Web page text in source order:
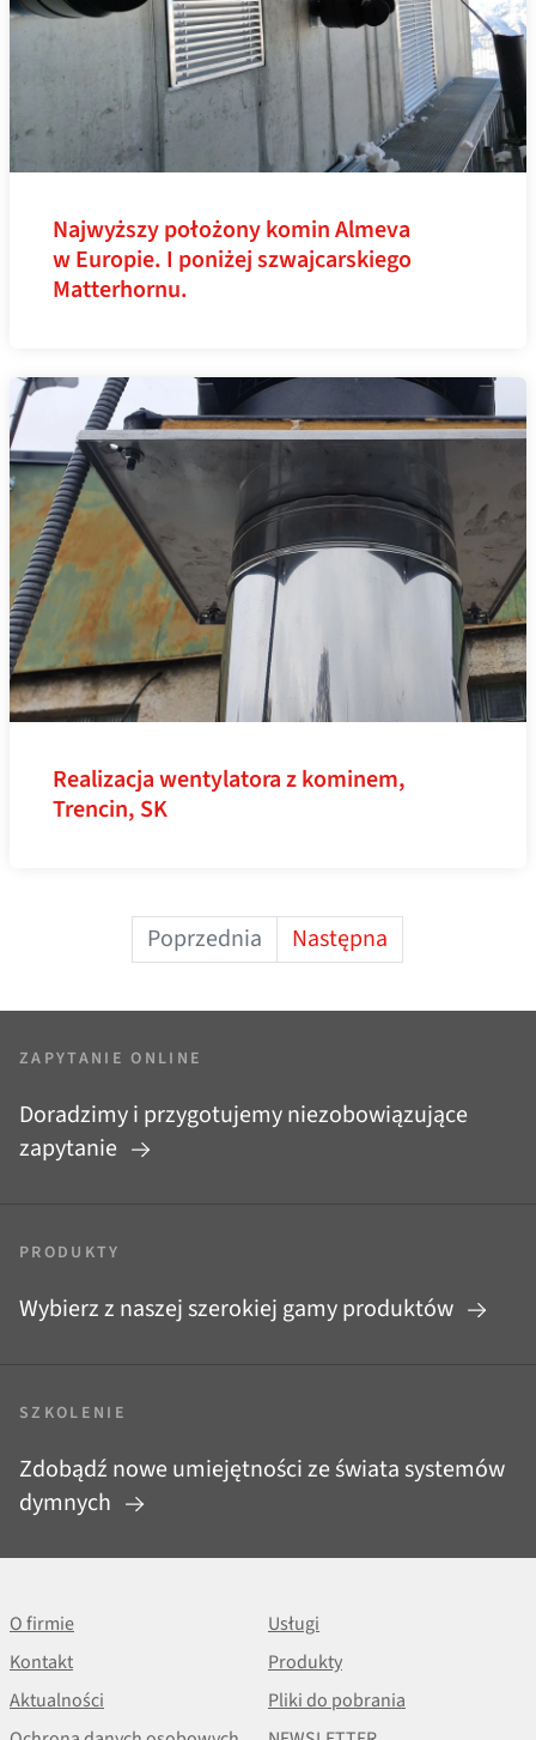
Najwyższy położony komin Almeva
w Europie. I poniżej szwajcarskiego
Matterhornu.
Realizacja wentylatora z kominem,
Trencin, SK
Poprzednia Następna
ZAPYTANIE ONLINE
Doradzimy i przygotujemy niezobowiązujące
zapytanie
PRODUKTY
Wybierz z naszej szerokiej gamy produktów
SZKOLENIE
Zdobądź nowe umiejętności ze świata systemów
dymnych
O firmie
Usługi
Kontakt
Produkty
Aktualności
Pliki do pobrania